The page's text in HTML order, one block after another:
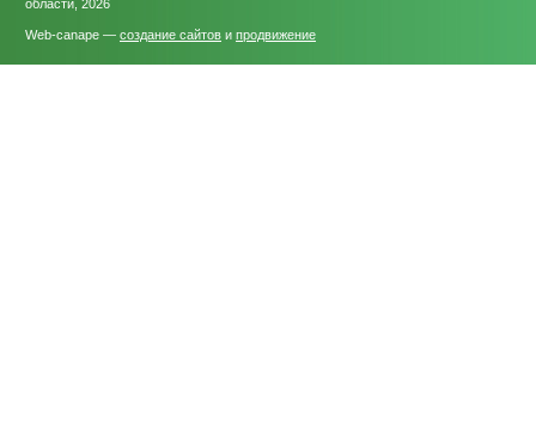
области, 2026
Web-canape — создание сайтов и продвижение